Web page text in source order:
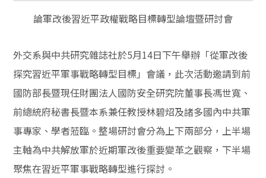
論軍改後習近平政權戰略目標轉型論壇暨研討會
外交系與中共研究雜誌社於5月14日下午舉辦「從軍改後
探究習近平軍事戰略轉型目標」會議，此次活動邀請到前
國防部長暨現任財團法人國防安全研究院董事長馮世寬、
前總統府秘書長暨本系兼任教授林碧炤及諸多國內中共軍
事專家、學者蒞臨。整場研討會分為上下兩部分，上半場
主軸為中共解放軍於近期軍改後重要變革之觀察，下半場
聚焦在習近平軍事戰略轉型進行探討。